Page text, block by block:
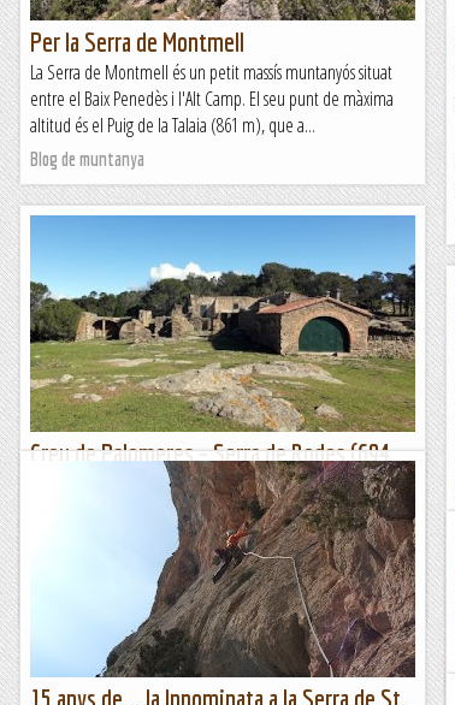
Per la Serra de Montmell
La Serra de Montmell és un petit massís muntanyós situat
entre el Baix Penedès i l'Alt Camp. El seu punt de màxima
altitud és el Puig de la Talaia (861 m), que a...
Blog de muntanya
Creu de Palomeres – Serra de Rodes (694
Dijous 18 d’abril de 2024Hora de sortida: 2/4 de set del matí.
Ubicació: Comarca de l’Alt Empordà. Temps aproximat: 4 h
15 min (7,5 km) Desnivell:...
15 anys de... la Innominata a la Serra de St.